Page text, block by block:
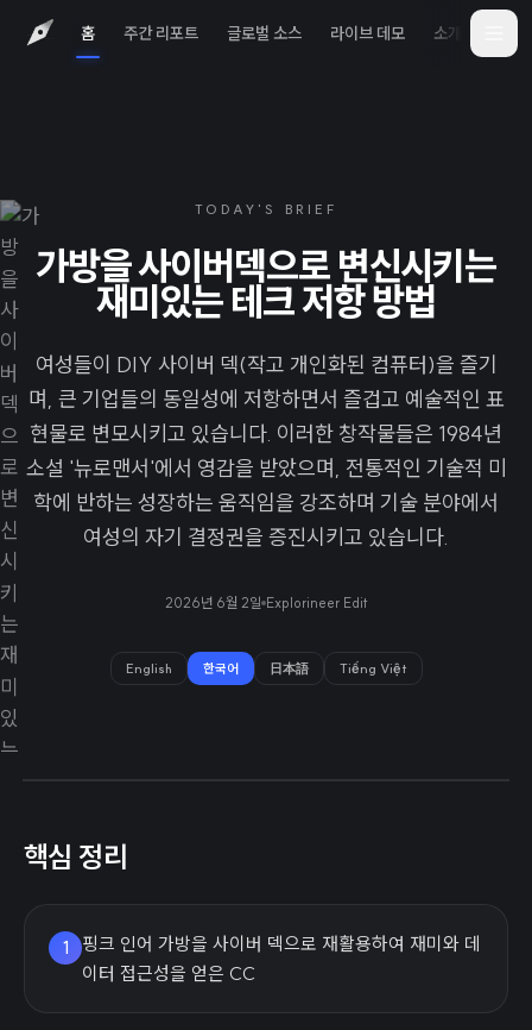
홈 주간 리포트 글로벌 소스 라이브 데모 소개
TODAY'S BRIEF
가방을 사이버덱으로 변신시키는
재미있는 테크 저항 방법
여성들이 DIY 사이버 덱(작고 개인화된 컴퓨터)을 즐기
며, 큰 기업들의 동일성에 저항하면서 즐겁고 예술적인 표
현물로 변모시키고 있습니다. 이러한 창작물들은 1984년
소설 '뉴로맨서'에서 영감을 받았으며, 전통적인 기술적 미
학에 반하는 성장하는 움직임을 강조하며 기술 분야에서
여성의 자기 결정권을 증진시키고 있습니다.
2026년 6월 2일 Explorineer Edit
English 한국어 日本語 Tiếng Việt
핵심 정리
1
핑크 인어 가방을 사이버 덱으로 재활용하여 재미와 데
이터 접근성을 얻은 CC